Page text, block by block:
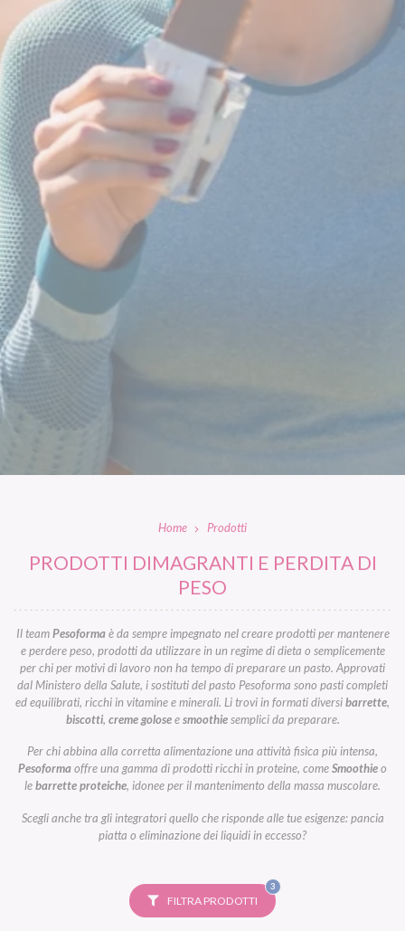
Home Prodotti
PRODOTTI DIMAGRANTI E PERDITA DI
PESO
Il teamPesoformaè da sempre impegnato nel creare prodotti per mantenere
e perdere peso, prodotti da utilizzare in un regime di dieta o semplicemente
per chi per motivi di lavoro non ha tempo di preparare un pasto. Approvati
dal Ministero della Salute, i sostituti del pasto Pesoforma sono pasti completi
ed equilibrati, ricchi in vitamine e minerali. Li trovi in formati diversibarrette,
biscotti, creme goloseesmoothiesemplici da preparare.
Per chi abbina alla corretta alimentazione una attività fisica più intensa,
Pesoformaoffre una gamma di prodotti ricchi in proteine, comeSmoothieo
lebarrette proteiche, idonee per il mantenimento della massa muscolare.
Scegli anche tra gli integratori quello che risponde alle tue esigenze: pancia
piatta o eliminazione dei liquidi in eccesso?
FILTRA PRODOTTI
3FILTRI
SELEZIONATI